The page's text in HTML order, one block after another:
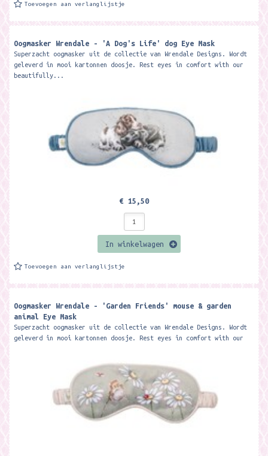
Toevoegen aan verlanglijstje
Oogmasker Wrendale - 'A Dog's Life' dog Eye Mask
Superzacht oogmasker uit de collectie van Wrendale Designs. Wordt
geleverd in mooi kartonnen doosje. Rest eyes in comfort with our
beautifully...
€ 15,50
In winkelwagen
Toevoegen aan verlanglijstje
Oogmasker Wrendale - 'Garden Friends' mouse & garden
animal Eye Mask
Superzacht oogmasker uit de collectie van Wrendale Designs. Wordt
geleverd in mooi kartonnen doosje. Rest eyes in comfort with our